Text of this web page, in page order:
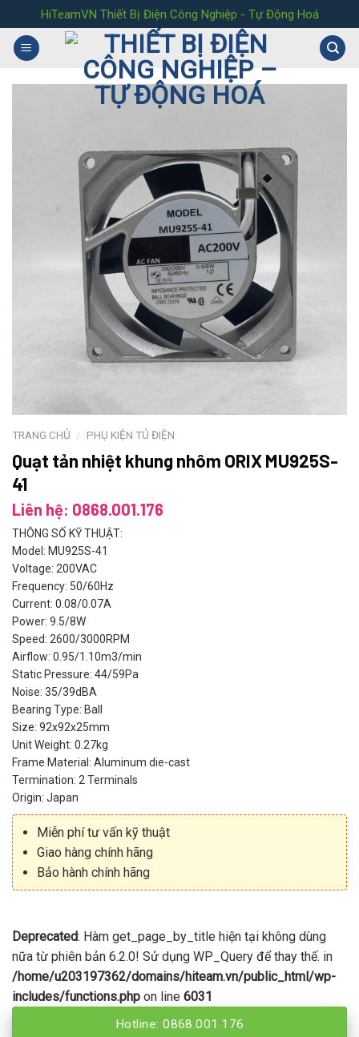
to
content
HiTeamVN Thiết Bị Điện Công Nghiệp - Tự Động Hoá
TRANG CHỦ / PHỤ KIỆN TỦ ĐIỆN
Quạt tản nhiệt khung nhôm ORIX MU925S-
41
Liên hệ: 0868.001.176
THÔNG SỐ KỸ THUẬT:
Model: MU925S-41
Voltage: 200VAC
Frequency: 50/60Hz
Current: 0.08/0.07A
Power: 9.5/8W
Speed: 2600/3000RPM
Airflow: 0.95/1.10m3/min
Static Pressure: 44/59Pa
Noise: 35/39dBA
Bearing Type: Ball
Size: 92x92x25mm
Unit Weight: 0.27kg
Frame Material: Aluminum die-cast
Termination: 2 Terminals
Origin: Japan
Miễn phí tư vấn kỹ thuật
Giao hàng chính hãng
Bảo hành chính hãng
Deprecated: Hàm get_page_by_title hiện tại không dùng
nữa từ phiên bản 6.2.0! Sử dụng WP_Query để thay thế. in
/home/u203197362/domains/hiteam.vn/public_html/wp-
includes/functions.php on line 6031
Hotline: 0868.001.176